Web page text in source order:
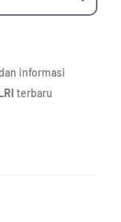
informasi
terbaru